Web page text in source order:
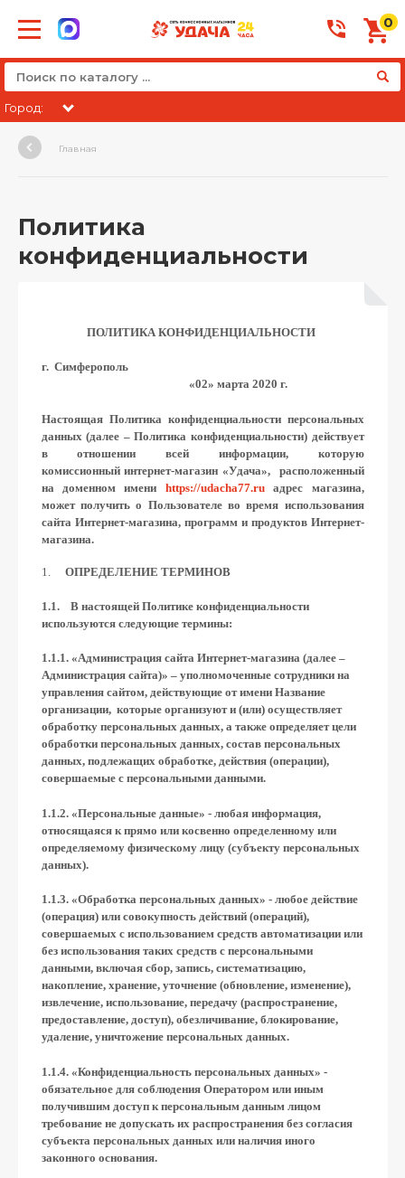
0
Город:
Главная
Политика
конфиденциальности
ПОЛИТИКА КОНФИДЕНЦИАЛЬНОСТИ
г. Симферополь
«02» марта 2020 г.
Настоящая Политика конфиденциальности персональных
данных (далее – Политика конфиденциальности) действует
в отношении всей информации, которую
комиссионный интернет-магазин «Удача», расположенный
на доменном имени https://udacha77.ruадрес магазина,
может получить о Пользователе во время использования
сайта Интернет-магазина, программ и продуктов Интернет-
магазина.
ОПРЕДЕЛЕНИЕ ТЕРМИНОВ
1.1. В настоящей Политике конфиденциальности
используются следующие термины:
1.1.1. «Администрация сайта Интернет-магазина (далее –
Администрация сайта)» – уполномоченные сотрудники на
управления сайтом, действующие от имени Название
организации, которые организуют и (или) осуществляет
обработку персональных данных, а также определяет цели
обработки персональных данных, состав персональных
данных, подлежащих обработке, действия (операции),
совершаемые с персональными данными.
1.1.2. «Персональные данные» - любая информация,
относящаяся к прямо или косвенно определенному или
определяемому физическому лицу (субъекту персональных
данных).
1.1.3. «Обработка персональных данных» - любое действие
(операция) или совокупность действий (операций),
совершаемых с использованием средств автоматизации или
без использования таких средств с персональными
данными, включая сбор, запись, систематизацию,
накопление, хранение, уточнение (обновление, изменение),
извлечение, использование, передачу (распространение,
предоставление, доступ), обезличивание, блокирование,
удаление, уничтожение персональных данных.
1.1.4. «Конфиденциальность персональных данных» -
обязательное для соблюдения Оператором или иным
получившим доступ к персональным данным лицом
требование не допускать их распространения без согласия
субъекта персональных данных или наличия иного
законного основания.